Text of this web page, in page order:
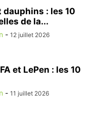
dauphins : les 10
de la...
- 12 juillet 2026
et LePen : les 10
- 11 juillet 2026